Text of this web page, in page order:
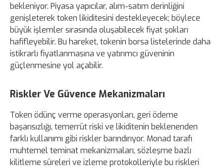
bekleniyor. Piyasa yapıcılar, alım-satım derinliğini
genişleterek token likiditesini destekleyecek; böylece
büyük işlemler sırasında oluşabilecek fiyat şokları
hafifleyebilir. Bu hareket, tokenin borsa listelerinde daha
istikrarlı fiyatlanmasına ve yatırımcı güveninin
güçlenmesine yol açabilir.
Riskler Ve Güvence Mekanizmaları
Token ödünç verme operasyonları, geri ödeme
başarısızlığı, temerrüt riski ve likiditenin beklenenden
farklı kullanımı gibi riskler barındırıyor. Monad tarafı
muhtemel teminat mekanizmaları, sözleşme bazlı
kilitleme süreleri ve izleme protokolleriyle bu riskleri